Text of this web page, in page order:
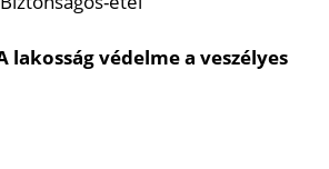
lakosság védelme a veszélyes